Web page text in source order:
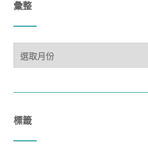
彙整
整
標籤